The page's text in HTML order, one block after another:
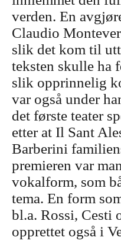
verden. En
Claudio
slik det kom til
teksten skulle ha
slik opprinnelig
var også under
det første teater
etter at Il Sant
Barberini
premieren var
vokalform, som
tema. En form
bl.a. Rossi, Cesti
opprettet også i